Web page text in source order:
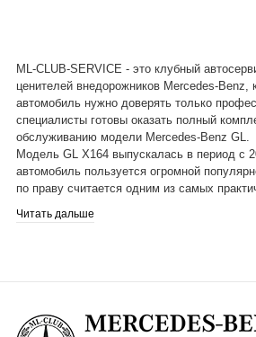
ML-CLUB-SERVICE - это клубный
ценителей внедорожников Mercedes-Benz,
автомобиль нужно доверять только
специалисты готовы оказать полный
обслуживанию модели Mercedes-Benz GL.
Модель GL X164 выпускалась в период с
автомобиль пользуется огромной
по праву считается одним из самых
имеют большой опыт работы с данным
вашего автомобиля. Мы с гордостью можем
Читать дальше